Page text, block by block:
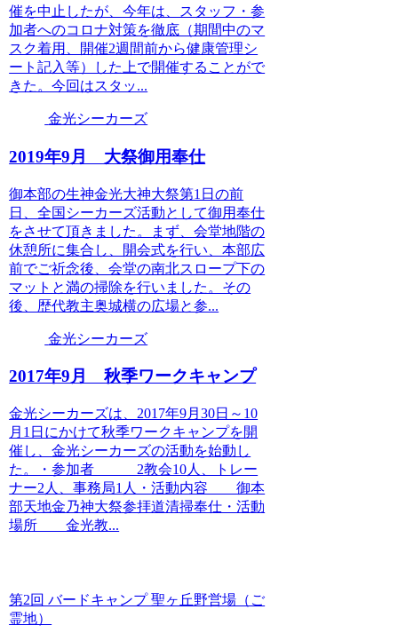
催を中止したが、今年は、スタッフ・参
加者へのコロナ対策を徹底（期間中のマ
スク着用、開催2週間前から健康管理シ
ート記入等）した上で開催することがで
きた。今回はスタッ...
金光シーカーズ
2019年9月 大祭御用奉仕
御本部の生神金光大神大祭第1日の前
日、全国シーカーズ活動として御用奉仕
をさせて頂きました。まず、会堂地階の
休憩所に集合し、開会式を行い、本部広
前でご祈念後、会堂の南北スロープ下の
マットと満の掃除を行いました。その
後、歴代教主奥城横の広場と参...
金光シーカーズ
2017年9月 秋季ワークキャンプ
金光シーカーズは、2017年9月30日～10
月1日にかけて秋季ワークキャンプを開
催し、金光シーカーズの活動を始動し
た。・参加者 2教会10人、トレー
ナー2人、事務局1人・活動内容 御本
部天地金乃神大祭参拝道清掃奉仕・活動
場所 金光教...
第2回 バードキャンプ 聖ヶ丘野営場（ご
霊地）